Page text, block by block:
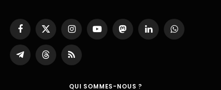
Facebook
X
(Twitter)
InstagramYouTubeMastodonLinkedInWhatsApp
Partager
sur
ThreadsRSS
QUI SOMMES-NOUS ?